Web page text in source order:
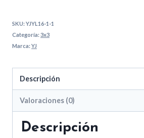
SKU:YJYL16-1-1
Categoría:3x3
Marca:YJ
Descripción
Valoraciones (0)
Descripción